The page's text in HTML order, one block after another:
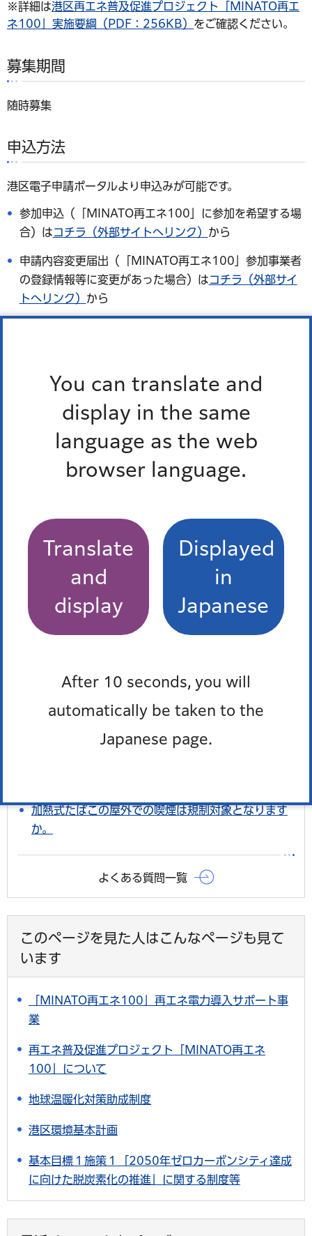
You can translate and
display in the same
language as the web
browser language.
Translate
and
display
Displayed
in
Japanese
After 10 seconds, you will
automatically be taken to the
Japanese page.
※詳細は港区再エネ普及促進プロジェクト「MINATO再エ
ネ100」実施要綱（PDF：256KB） をご確認ください。
募集期間
随時募集
申込方法
港区電子申請ポータルより申込みが可能です。
参加申込（「MINATO再エネ100」に参加を希望する場
合）はコチラ（外部サイトへリンク） から
申請内容変更届出（「MINATO再エネ100」参加事業者
の登録情報等に変更があった場合）はコチラ（外部サイ
トへリンク） から
関連資料
区民向けMINATO再エネ100チラシ（PDF：415KB）
再エネ普及促進プロジェクト「MINATO再エネ
屋上緑化・壁面緑化助成制度を利用したいのです
加熱式たばこの屋外での喫煙は規制対象となります
か。
よくある質問一覧
このページを見た人はこんなページも見て
います
「MINATO再エネ100」再エネ電力導入サポート事
業
再エネ普及促進プロジェクト「MINATO再エネ
100」について
地球温暖化対策助成制度
港区環境基本計画
基本目標１施策１「2050年ゼロカーボンシティ達成
に向けた脱炭素化の推進」に関する制度等